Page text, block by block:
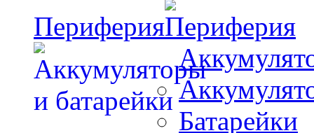
Периферия
Батарейки